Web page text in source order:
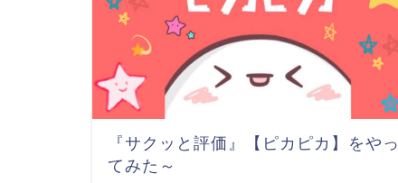
『サクッと評価』【ピカピカ】をやっ
てみた～